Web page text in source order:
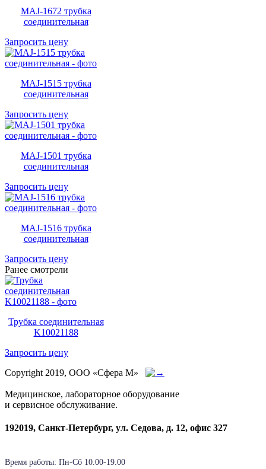
MAJ-1672 трубка
соединительная
Запросить цену
MAJ-1515 трубка
соединительная
Запросить цену
MAJ-1501 трубка
соединительная
Запросить цену
MAJ-1516 трубка
соединительная
Запросить цену
Ранее смотрели
Трубка соединительная
K10021188
Запросить цену
Copyright 2019, ООО «Сфера М»
Медицинское, лабораторное оборудование
и сервисное обслуживание.
192019, Санкт-Петербург, ул. Седова, д. 12, офис 327
Время работы: Пн-Cб 10.00-19.00